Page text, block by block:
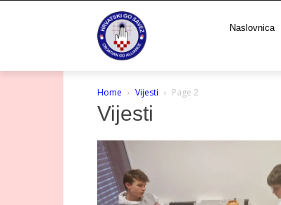
Naslovnica
Home Vijesti Page 2
Vijesti